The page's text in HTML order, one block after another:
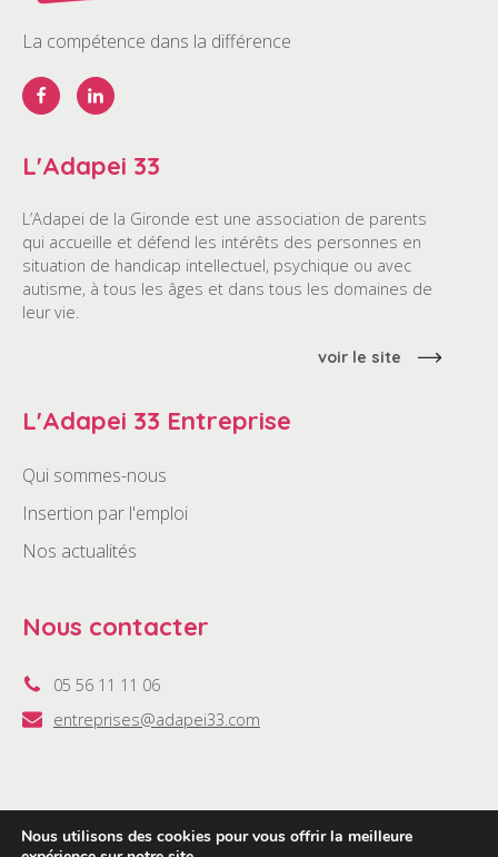
La compétence dans la différence
L'Adapei 33
L’Adapei de la Gironde est une association de parents
qui accueille et défend les intérêts des personnes en
situation de handicap intellectuel, psychique ou avec
autisme, à tous les âges et dans tous les domaines de
leur vie.
voir le site
L'Adapei 33 Entreprise
Qui sommes-nous
Insertion par l'emploi
Nos actualités
Nous contacter
05 56 11 11 06
entreprises@adapei33.com
Nous utilisons des cookies pour vous offrir la meilleure